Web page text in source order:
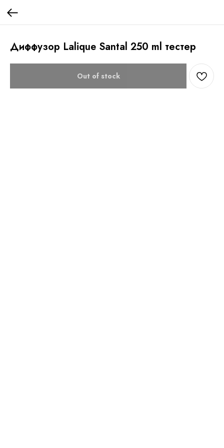
Диффузор Lalique Santal 250 ml тестер
Out of stock